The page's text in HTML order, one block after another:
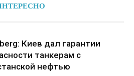
Киев дал гарантии
танкерам с
нефтью